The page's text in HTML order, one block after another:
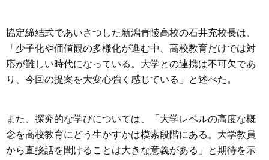
協定締結式であいさつした新潟青陵高校の石井充校長は、
「少子化や価値観の多様化が進む中、高校教育だけでは対
応が難しい時代になっている。大学との連携は不可欠であ
り、今回の提案を大変心強く感じている」と述べた。
また、探究的な学びについては、「大学レベルの高度な概
念を高校教育にどう生かすかは模索段階にある。大学教員
から直接話を聞けることは大きな意義がある」と期待を示